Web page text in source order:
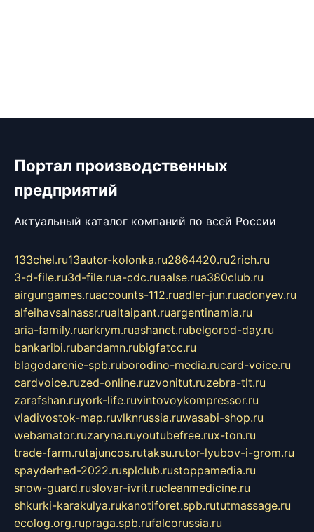
Портал производственных
предприятий
Актуальный каталог компаний по всей России
133chel.ru13autor-kolonka.ru2864420.ru2rich.ru
3-d-file.ru3d-file.rua-cdc.ruaalse.rua380club.ru
airgungames.ruaccounts-112.ruadler-jun.ruadonyev.ru
alfeihavsalnassr.rualtaipant.ruargentinamia.ru
aria-family.ruarkrym.ruashanet.rubelgorod-day.ru
bankaribi.rubandamn.rubigfatcc.ru
blagodarenie-spb.ruborodino-media.rucard-voice.ru
cardvoice.ruzed-online.ruzvonitut.ruzebra-tlt.ru
zarafshan.ruyork-life.ruvintovoykompressor.ru
vladivostok-map.ruvlknrussia.ruwasabi-shop.ru
webamator.ruzaryna.ruyoutubefree.rux-ton.ru
trade-farm.rutajuncos.rutaksu.rutor-lyubov-i-grom.ru
spayderhed-2022.rusplclub.rustoppamedia.ru
snow-guard.ruslovar-ivrit.rucleanmedicine.ru
shkurki-karakulya.rukanotiforet.spb.rututmassage.ru
ecolog.org.rupraga.spb.rufalcorussia.ru